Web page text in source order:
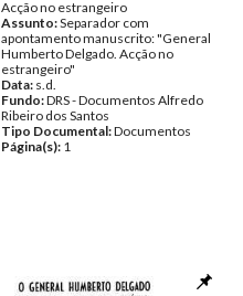
Acção no estrangeiro
Assunto:Separador com
apontamento manuscrito: "General
Humberto Delgado. Acção no
estrangeiro"
Data: s.d.
Fundo:DRS - Documentos Alfredo
Ribeiro dos Santos
Tipo Documental:Documentos
Página(s): 1